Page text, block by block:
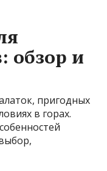
обзор и
пригодных
в горах.